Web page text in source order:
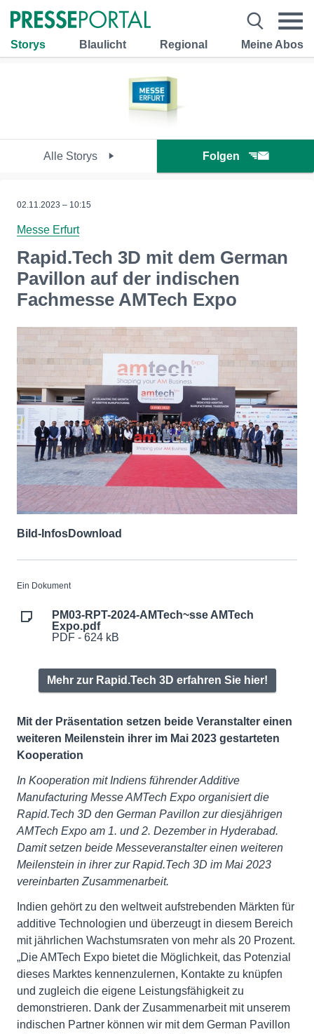
Storys Blaulicht Regional Meine Abos
Alle Storys Folgen
02.11.2023 – 10:15
Messe Erfurt
Rapid.Tech 3D mit dem German
Pavillon auf der indischen
Fachmesse AMTech Expo
Bild-InfosDownload
Ein Dokument
PM03-RPT-2024-AMTech~sse AMTech
Expo.pdf
PDF - 624 kB
Mehr zur Rapid.Tech 3D erfahren Sie hier!
Mit der Präsentation setzen beide Veranstalter einen
weiteren Meilenstein ihrer im Mai 2023 gestarteten
Kooperation
In Kooperation mit Indiens führender Additive
Manufacturing Messe AMTech Expo organisiert die
Rapid.Tech 3D den German Pavillon zur diesjährigen
AMTech Expo am 1. und 2. Dezember in Hyderabad.
Damit setzen beide Messeveranstalter einen weiteren
Meilenstein in ihrer zur Rapid.Tech 3D im Mai 2023
vereinbarten Zusammenarbeit.
Indien gehört zu den weltweit aufstrebenden Märkten für
additive Technologien und überzeugt in diesem Bereich
mit jährlichen Wachstumsraten von mehr als 20 Prozent.
„Die AMTech Expo bietet die Möglichkeit, das Potenzial
dieses Marktes kennenzulernen, Kontakte zu knüpfen
und zugleich die eigene Leistungsfähigkeit zu
demonstrieren. Dank der Zusammenarbeit mit unserem
indischen Partner können wir mit dem German Pavillon